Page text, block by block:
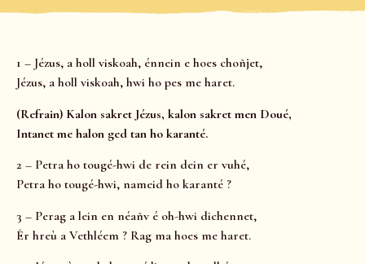
1 – Jézus, a holl viskoah, énnein e hoes choñjet,
Jézus, a holl viskoah, hwi ho pes me haret.
(Refrain) Kalon sakret Jézus, kalon sakret men Doué,
Intanet me halon ged tan ho karanté.
2 – Petra ho tougé-hwi de rein dein er vuhé,
Petra ho tougé-hwi, nameid ho karanté ?
3 – Perag a lein en néañv é oh-hwi dichennet,
Ér hreù a Vethléem ? Rag ma hoes me haret.